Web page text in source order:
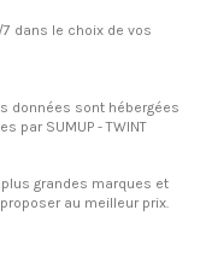
dans le choix de vos
données sont hébergées
par SUMUP - TWINT
grandes marques et
au meilleur prix.